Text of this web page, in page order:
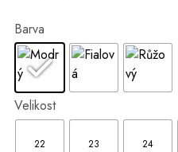
Barva
Velikost
22 23 24